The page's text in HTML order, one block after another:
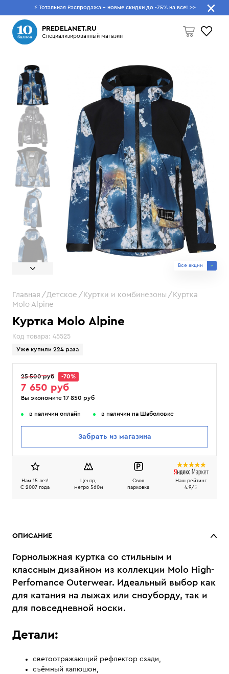
⚡ Тотальная Распродажа - новые скидки до -75% на все! >>
PREDELANET.RU
Специализированный магазин
Пусто
Что будем искать?
Куртка Molo Alpine
Код товара: 45525
Уже купили 224 раза
Все акции
Главная Детское Куртки и комбинезоны
Куртка
Molo Alpine
25 500 руб -70%
7 650 руб
Вы экономите 17 850 руб
в наличии онлайн в наличии на Шаболовке
Забрать из магазина
Нам 15 лет!
C 2007 года
Центр,
метро 560м
Своя
парковка
Наш рейтинг
4.9/5
ОПИСАНИЕ
Горнолыжная куртка со стильным и
классным дизайном из коллекции Molo High-
Perfomance Outerwear. Идеальный выбор как
для катания на лыжах или сноуборду, так и
для повседневной носки.
Детали:
светоотражающий рефлектор сзади,
съёмный капюшон,